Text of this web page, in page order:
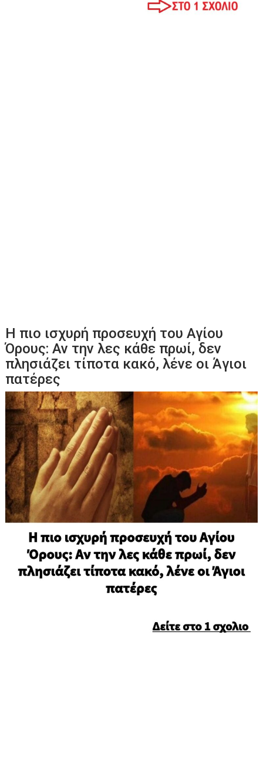
Η πιο ισχυρή προσευχή του Αγίου
Όρους: Αν την λες κάθε πρωί, δεν
πλησιάζει τίποτα κακό, λένε οι Άγιοι
πατέρες